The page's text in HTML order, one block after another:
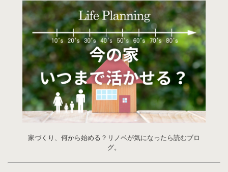
家づくり、何から始める？リノベが気になったら読むブロ
グ。